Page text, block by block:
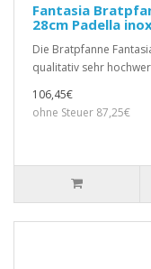
Fantasia
28cm Padella
Die Bratpfanne
qualitativ sehr
106,45€
ohne Steuer 87,25€